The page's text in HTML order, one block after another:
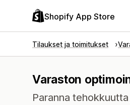
Shopify App Store
Tilaukset ja toimitukset
Varaston
Paranna